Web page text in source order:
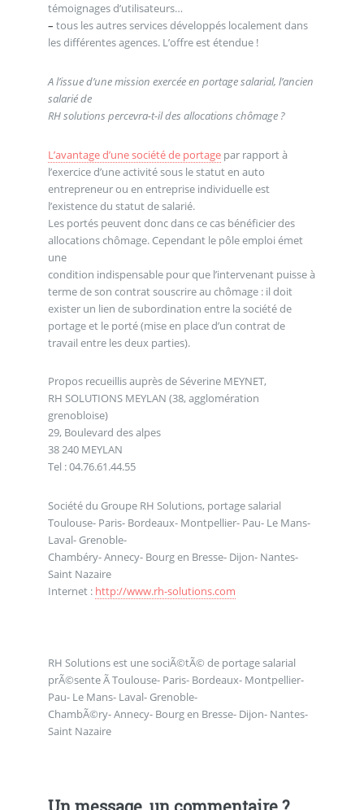
témoignages d’utilisateurs…
– tous les autres services développés localement dans
les différentes agences. L’offre est étendue !
A l’issue d’une mission exercée en portage salarial, l’ancien
salarié de
RH solutions percevra-t-il des allocations chômage ?
L’avantage d’une société de portagepar rapport à
l’exercice d’une activité sous le statut en auto
entrepreneur ou en entreprise individuelle est
l’existence du statut de salarié.
Les portés peuvent donc dans ce cas bénéficier des
allocations chômage. Cependant le pôle emploi émet
une
condition indispensable pour que l’intervenant puisse à
terme de son contrat souscrire au chômage : il doit
exister un lien de subordination entre la société de
portage et le porté (mise en place d’un contrat de
travail entre les deux parties).
Propos recueillis auprès de Séverine MEYNET,
RH SOLUTIONS MEYLAN (38, agglomération
grenobloise)
29, Boulevard des alpes
38 240 MEYLAN
Tel : 04.76.61.44.55
Société du Groupe RH Solutions, portage salarial
Toulouse- Paris- Bordeaux- Montpellier- Pau- Le Mans-
Laval- Grenoble-
Chambéry- Annecy- Bourg en Bresse- Dijon- Nantes-
Saint Nazaire
Internet : http://www.rh-solutions.com
RH Solutions est une sociÃ©tÃ© de portage salarial
prÃ©sente Ã Toulouse- Paris- Bordeaux- Montpellier-
Pau- Le Mans- Laval- Grenoble-
ChambÃ©ry- Annecy- Bourg en Bresse- Dijon- Nantes-
Saint Nazaire